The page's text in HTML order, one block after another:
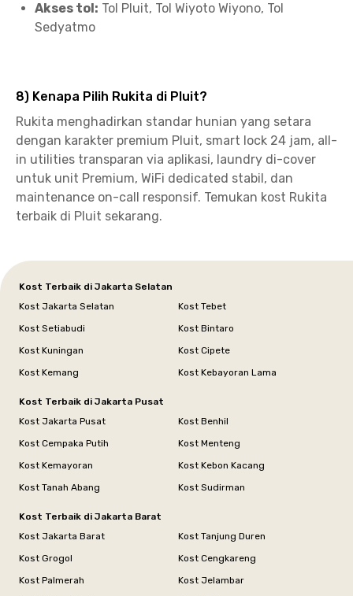
Akses tol: Tol Pluit, Tol Wiyoto Wiyono, Tol
Sedyatmo
8) Kenapa Pilih Rukita di Pluit?
Rukita menghadirkan standar hunian yang setara
dengan karakter premium Pluit, smart lock 24 jam, all-
in utilities transparan via aplikasi, laundry di-cover
untuk unit Premium, WiFi dedicated stabil, dan
maintenance on-call responsif. Temukan kost Rukita
terbaik di Pluit sekarang.
Kost Terbaik di Jakarta Selatan
Kost Jakarta Selatan
Kost Tebet
Kost Setiabudi
Kost Bintaro
Kost Kuningan
Kost Cipete
Kost Kemang
Kost Kebayoran Lama
Kost Terbaik di Jakarta Pusat
Kost Jakarta Pusat
Kost Benhil
Kost Cempaka Putih
Kost Menteng
Kost Kemayoran
Kost Kebon Kacang
Kost Tanah Abang
Kost Sudirman
Kost Terbaik di Jakarta Barat
Kost Jakarta Barat
Kost Tanjung Duren
Kost Grogol
Kost Cengkareng
Kost Palmerah
Kost Jelambar